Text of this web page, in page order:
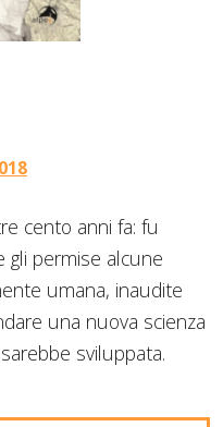
cento anni fa: fu
gli permise alcune
umana, inaudite
una nuova scienza
sviluppata.